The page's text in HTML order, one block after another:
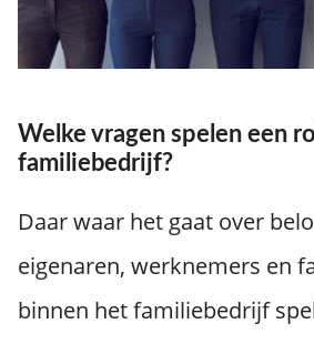
Welke vragen spelen een
familiebedrijf?
Daar waar het gaat over
eigenaren, werknemers en
binnen het familiebedrijf